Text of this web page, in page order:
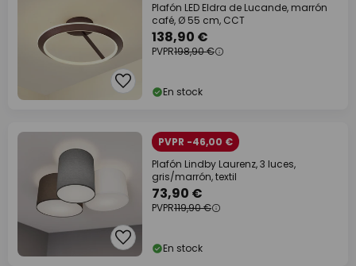
Plafón LED Eldra de Lucande, marrón
café, Ø 55 cm, CCT
138,90 €
PVPR198,90 €
En stock
PVPR -46,00 €
Plafón Lindby Laurenz, 3 luces,
gris/marrón, textil
73,90 €
PVPR119,90 €
En stock